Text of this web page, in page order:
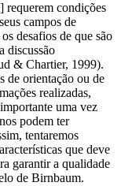
requerem condições
campos de
desafios de que são
discussão
& Chartier, 1999).
de orientação ou de
realizadas,
uma vez
podem ter
tentaremos
que deve
garantir a qualidade
de Birnbaum.